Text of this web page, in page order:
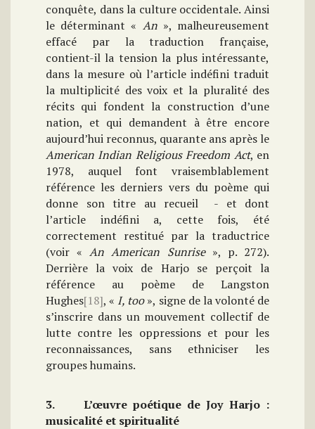
conquête, dans la culture occidentale. Ainsi
le déterminant « An», malheureusement
effacé par la traduction française,
contient-il la tension la plus intéressante,
dans la mesure où l’article indéfini traduit
la multiplicité des voix et la pluralité des
récits qui fondent la construction d’une
nation, et qui demandent à être encore
aujourd’hui reconnus, quarante ans après le
American Indian Religious Freedom Act, en
1978, auquel font vraisemblablement
référence les derniers vers du poème qui
donne son titre au recueil - et dont
l’article indéfini a, cette fois, été
correctement restitué par la traductrice
(voir «An American Sunrise », p. 272).
Derrière la voix de Harjo se perçoit la
référence au poème de Langston
Hughes[18], « I, too», signe de la volonté de
s’inscrire dans un mouvement collectif de
lutte contre les oppressions et pour les
reconnaissances, sans ethniciser les
groupes humains.
3. L’œuvre poétique de Joy Harjo :
musicalité et spiritualité